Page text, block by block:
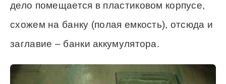
дело помещается в пластиковом корпусе,
схожем на банку (полая емкость), отсюда и
заглавие – банки аккумулятора.